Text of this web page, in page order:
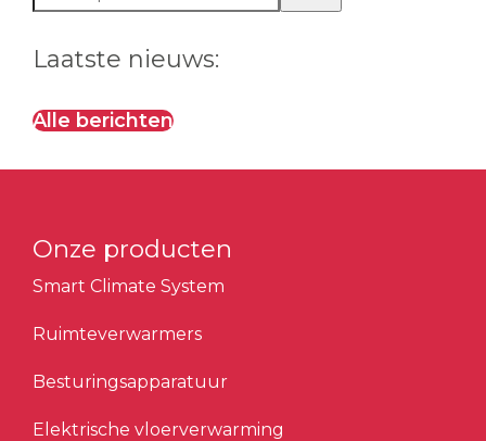
op
deze
Laatste nieuws:
Alle berichten
Onze producten
Smart Climate System
Ruimteverwarmers
Besturingsapparatuur
Elektrische vloerverwarming